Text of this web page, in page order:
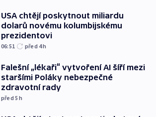
USA chtějí poskytnout miliardu
dolarů novému kolumbijskému
prezidentovi
06:51 před 4h
Falešní „lékaři“ vytvoření AI šíří mezi
staršími Poláky nebezpečné
zdravotní rady
před 5h